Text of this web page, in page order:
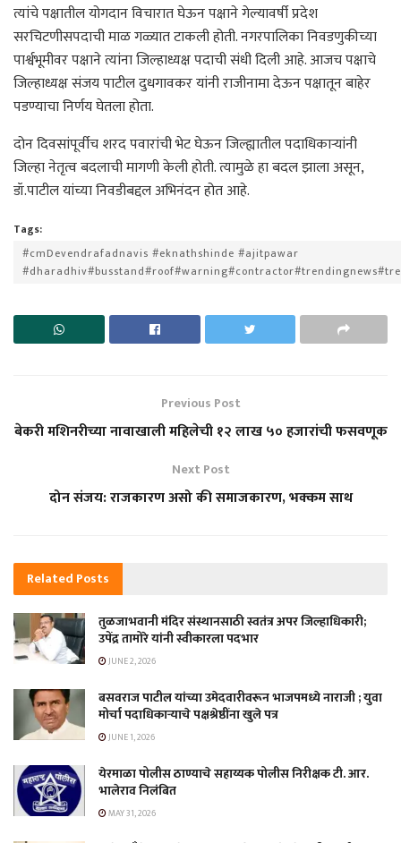
त्यांचे पक्षातील योगदान विचारात घेऊन पक्षाने गेल्यावर्षी प्रदेश
सरचिटणीसपदाची माळ गळ्यात टाकली होती. नगरपालिका निवडणुकीच्या
पार्श्वभूमीवर पक्षाने त्यांना जिल्हाध्यक्ष पदाची संधी दिली आहे. आजच पक्षाचे
जिल्हाध्यक्ष संजय पाटील दुधगावकर यांनी राजीनामा देऊन पक्षातून बाहेर
पडण्याचा निर्णय घेतला होता.
दोन दिवसांपूर्वीच शरद पवारांची भेट घेऊन जिल्ह्यातील पदाधिकाऱ्यांनी
जिल्हा नेतृत्व बदलाची मागणी केली होती. त्यामुळे हा बदल झाला असून,
डॉ.पाटील यांच्या निवडीबद्दल अभिनंदन होत आहे.
Tags:
#cmDevendrafadnavis #eknathshinde #ajitpawar
Previous Post
बेकरी मशिनरीच्या नावाखाली महिलेची १२ लाख ५० हजारांची फसवणूक
Next Post
दोन संजय: राजकारण असो की समाजकारण, भक्कम साथ
Related Posts
तुळजाभवानी मंदिर संस्थानसाठी स्वतंत्र अपर जिल्हाधिकारी;
उपेंद्र तामोरे यांनी स्वीकारला पदभार
JUNE 2, 2026
बसवराज पाटील यांच्या उमेदवारीवरून भाजपमध्ये नाराजी ; युवा
मोर्चा पदाधिकाऱ्याचे पक्षश्रेष्ठींना खुले पत्र
JUNE 1, 2026
येरमाळा पोलीस ठाण्याचे सहाय्यक पोलीस निरीक्षक टी. आर.
भालेराव निलंबित
MAY 31, 2026